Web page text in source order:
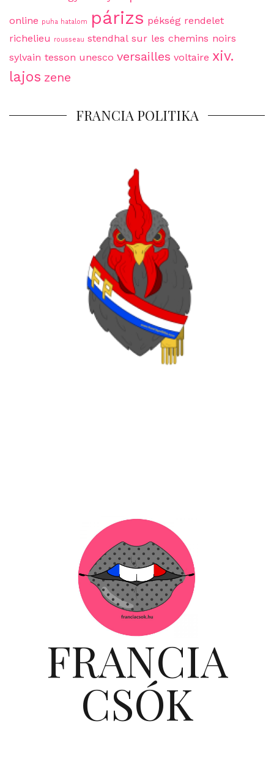
online puha hatalom párizs pékség rendelet
richelieu
rousseau stendhal sur les chemins noirs
sylvain tesson unesco versailles voltaire xiv.
lajos zene
FRANCIA POLITIKA
FRANCIA
CSÓK